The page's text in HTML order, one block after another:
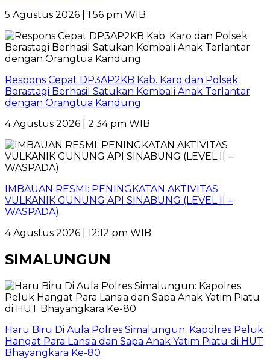
5 Agustus 2026 | 1:56 pm WIB
Respons Cepat DP3AP2KB Kab. Karo dan Polsek
Berastagi Berhasil Satukan Kembali Anak Terlantar
dengan Orangtua Kandung
4 Agustus 2026 | 2:34 pm WIB
IMBAUAN RESMI: PENINGKATAN AKTIVITAS
VULKANIK GUNUNG API SINABUNG (LEVEL II –
WASPADA)
4 Agustus 2026 | 12:12 pm WIB
SIMALUNGUN
Haru Biru Di Aula Polres Simalungun: Kapolres Peluk
Hangat Para Lansia dan Sapa Anak Yatim Piatu di HUT
Bhayangkara Ke-80